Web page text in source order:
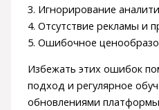
3. Игнорирование
4. Отсутствие рекламы и
5. Ошибочное
Избежать этих ошибок
подход и регулярное
обновлениями